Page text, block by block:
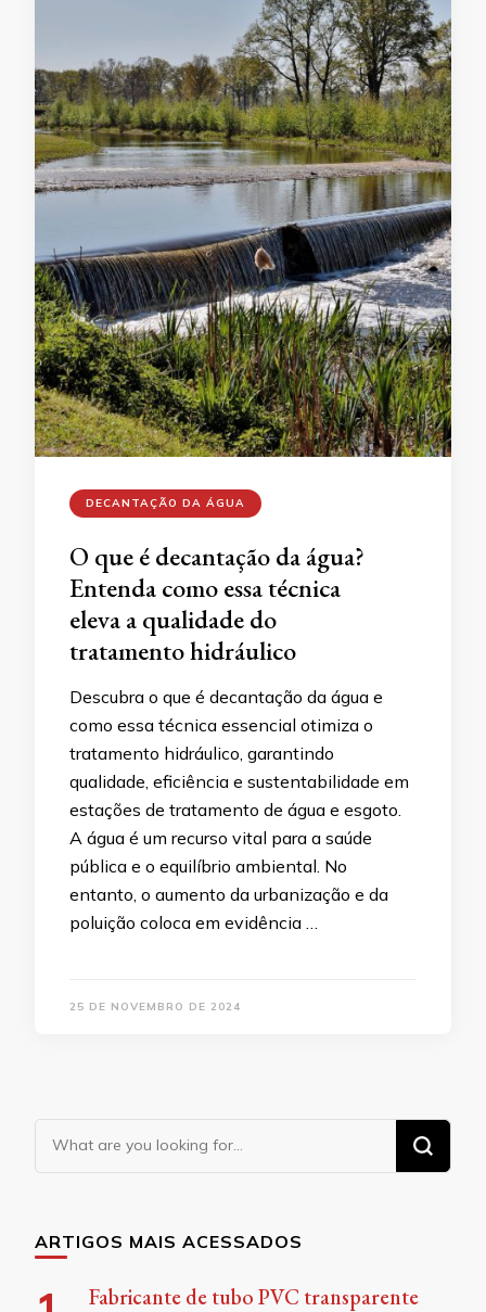
DECANTAÇÃO DA ÁGUA
O que é decantação da água?
Entenda como essa técnica
eleva a qualidade do
tratamento hidráulico
Descubra o que é decantação da água e
como essa técnica essencial otimiza o
tratamento hidráulico, garantindo
qualidade, eficiência e sustentabilidade em
estações de tratamento de água e esgoto.
A água é um recurso vital para a saúde
pública e o equilíbrio ambiental. No
entanto, o aumento da urbanização e da
poluição coloca em evidência …
25 DE NOVEMBRO DE 2024
Looking
for
ARTIGOS MAIS ACESSADOS
Fabricante de tubo PVC transparente